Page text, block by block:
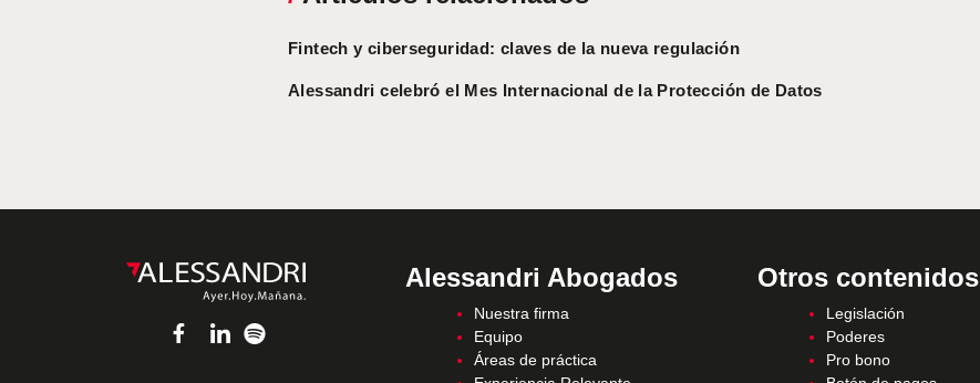
Fintech y ciberseguridad: claves de la nueva regulación
Alessandri celebró el Mes Internacional de la Protección de Datos
Alessandri Abogados
Nuestra firma
Equipo
Áreas de práctica
Otros contenidos
Legislación
Poderes
Pro bono